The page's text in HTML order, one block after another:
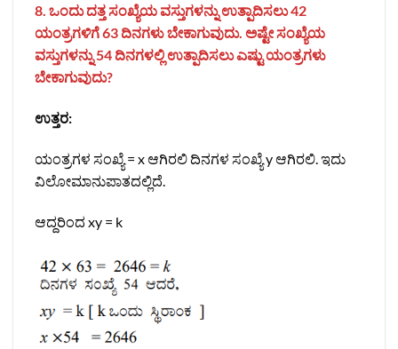
8. ಒಂದು ದತ್ತ ಸಂಖ್ಯೆಯ ವಸ್ತುಗಳನ್ನು ಉತ್ಪಾದಿಸಲು 42
ಯಂತ್ರಗಳಿಗೆ 63 ದಿನಗಳು ಬೇಕಾಗುವುದು. ಅಷ್ಟೇ ಸಂಖ್ಯೆಯ
ವಸ್ತುಗಳನ್ನು 54 ದಿನಗಳಲ್ಲಿ ಉತ್ಪಾದಿಸಲು ಎಷ್ಟು ಯಂತ್ರಗಳು
ಬೇಕಾಗುವುದು?
ಉತ್ತರ:
ಯಂತ್ರಗಳ ಸಂಖ್ಯೆ = x ಆಗಿರಲಿ ದಿನಗಳ ಸಂಖ್ಯೆ y ಆಗಿರಲಿ. ಇದು
ವಿಲೋಮಾನುಪಾತದಲ್ಲಿದೆ.
ಆದ್ದರಿಂದ xy = k